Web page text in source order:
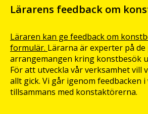
Lärarens feedback om
Läraren kan ge feedback om
formulär. Lärarna är experter på
arrangemangen kring konstbesök
För att utveckla vår verksamhet vill
allt gick. Vi går igenom feedbacken
tillsammans med konstaktörerna.